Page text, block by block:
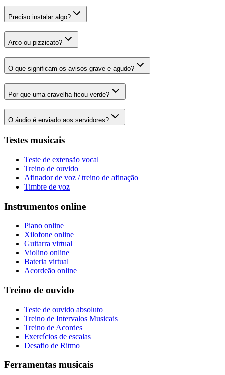
Preciso instalar algo?
Arco ou pizzicato?
O que significam os avisos grave e agudo?
Por que uma cravelha ficou verde?
O áudio é enviado aos servidores?
Testes musicais
Teste de extensão vocal
Treino de ouvido
Afinador de voz / treino de afinação
Timbre de voz
Instrumentos online
Piano online
Xilofone online
Guitarra virtual
Violino online
Bateria virtual
Acordeão online
Treino de ouvido
Teste de ouvido absoluto
Treino de Intervalos Musicais
Treino de Acordes
Exercícios de escalas
Desafio de Ritmo
Ferramentas musicais